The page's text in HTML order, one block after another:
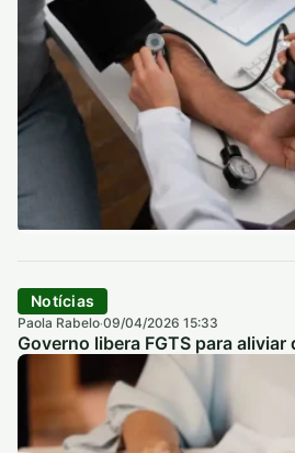
Notícias
Paola Rabelo·09/04/2026 15:33
Governo libera FGTS para aliviar